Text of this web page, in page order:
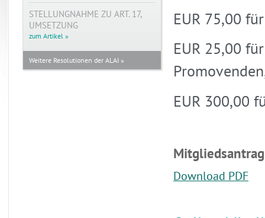
STELLUNGNAHME ZU ART. 17,
UMSETZUNG
zum Artikel »
Weitere Resolutionen der ALAI »
EUR 75,00
EUR 25,00
EUR 300,00
Mitgliedsantrag
Download PDF